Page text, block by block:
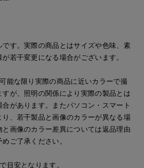
す。実際の商品とはサイズや色味、素
若干変更になる場合がございます。
能な限り実際の商品に近いカラーで撮
が、照明の関係により実際の製品とは
があります。またパソコン・スマート
、若干製品と画像のカラーが異なる場
画像のカラー差異については返品理由
ご了承ください。
目安となります。